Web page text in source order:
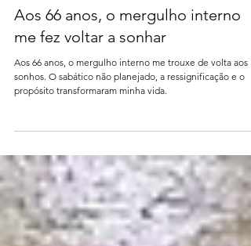
Transformar e Renascer
Aos 66 anos, o mergulho interno
me fez voltar a sonhar
Aos 66 anos, o mergulho interno me trouxe de volta aos